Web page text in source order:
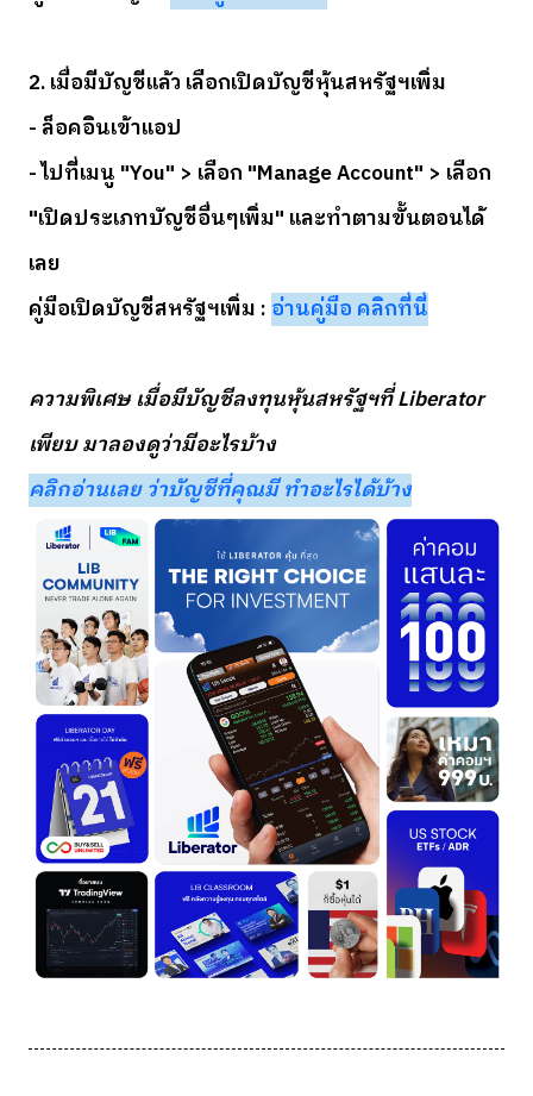
2. เมื่อมีบัญชีแล้ว เลือกเปิดบัญชีหุ้นสหรัฐฯเพิ่ม
- ล็อคอินเข้าแอป
- ไปที่เมนู "You" > เลือก "Manage Account" > เลือก
"เปิดประเภทบัญชีอื่นๆเพิ่ม" และทำตามขั้นตอนได้
เลย
คู่มือเปิดบัญชีสหรัฐฯเพิ่ม : อ่านคู่มือ คลิกที่นี่
ความพิเศษ เมื่อมีบัญชีลงทุนหุ้นสหรัฐฯที่ Liberator
เพียบ มาลองดูว่ามีอะไรบ้าง
คลิกอ่านเลย ว่าบัญชีที่คุณมี ทำอะไรได้บ้าง